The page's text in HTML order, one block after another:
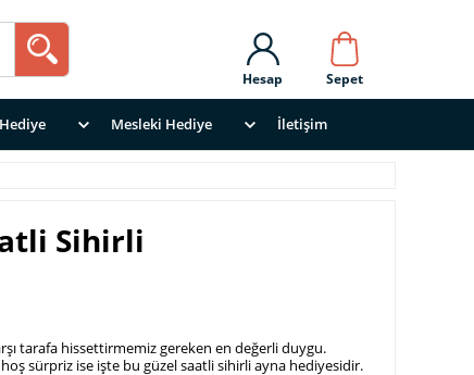
Sepet
Hesap
Mesleki Hediye İletişim
Sihirli
tarafa hissettirmemiz gereken en değerli duygu.
hoş sürpriz ise işte bu güzel saatli sihirli ayna hediyesidir.